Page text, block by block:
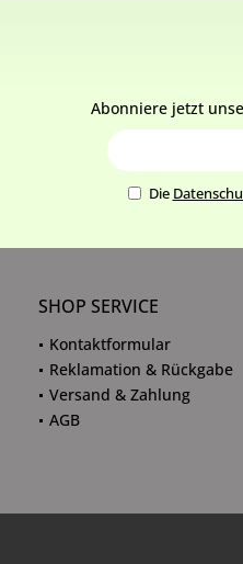
Abonniere jetzt
Die
SHOP SERVICE
Kontaktformular
Reklamation & Rückgabe
Versand & Zahlung
AGB